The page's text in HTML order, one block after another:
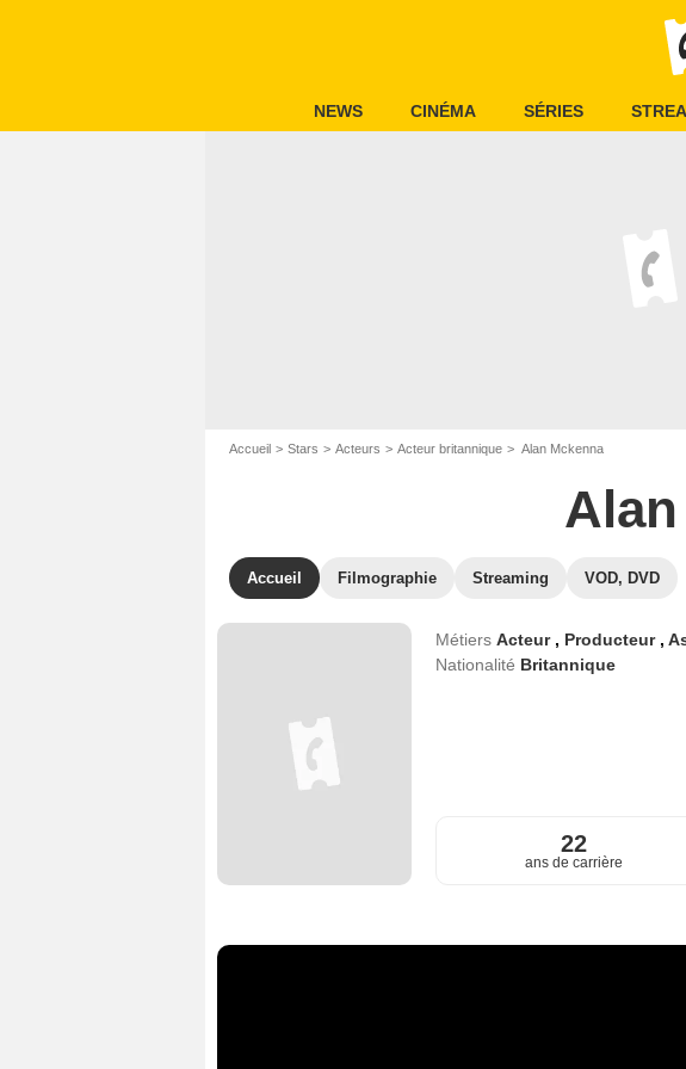
NEWS CINÉMA SÉRIES
Accueil Stars Acteurs Acteur britannique Alan Mckenna
Accueil Filmographie Streaming VOD, DVD
Métiers Acteur , Producteur ,
Nationalité Britannique
22
ans de carrière